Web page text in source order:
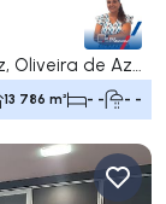
Pinheiro da Bemposta, Travanca e Palmaz, Oliveira de Azeméis
13 786 m² - - - -